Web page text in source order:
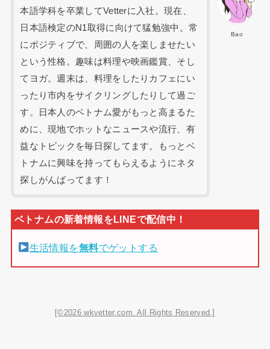
Bao
本語学科を卒業してVetterに入社。現在、
日本語検定のN1取得に向けて猛勉強中。常
にポジティブで、周囲の人を楽しませたい
という性格。趣味は料理や映画鑑賞、そし
てヨガ。週末は、料理をしたりカフェにい
ったり市内をサイクリングしたりして過ご
す。日本人のベトナム愛がもっと高まるた
めに、現地でホットなニュースや流行、有
益なトピックを毎日探してます。もっとベ
トナムに興味を持ってもらえるようにネタ
探しがんばってます！
生活情報を無料でゲットする
[©2026 wkvetter.com. All Rights Reserved.]